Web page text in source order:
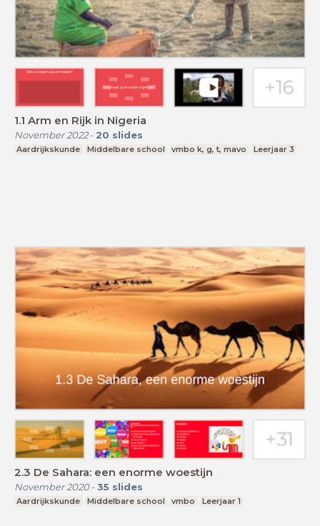
1.1 Arm en Rijk in Nigeria
November 2022- 20 slides
Aardrijkskunde Middelbare school vmbo k, g, t, mavo Leerjaar 3
2.3 De Sahara: een enorme woestijn
November 2020- 35 slides
Aardrijkskunde Middelbare school vmbo Leerjaar 1